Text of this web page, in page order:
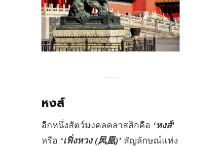
หงส์
อีกหนึ่งสัตว์มงคลคลาสสิกคือ ‘หงส์’
หรือ ‘เฟิ่งหวง (凤凰)’ สัญลักษณ์แห่ง